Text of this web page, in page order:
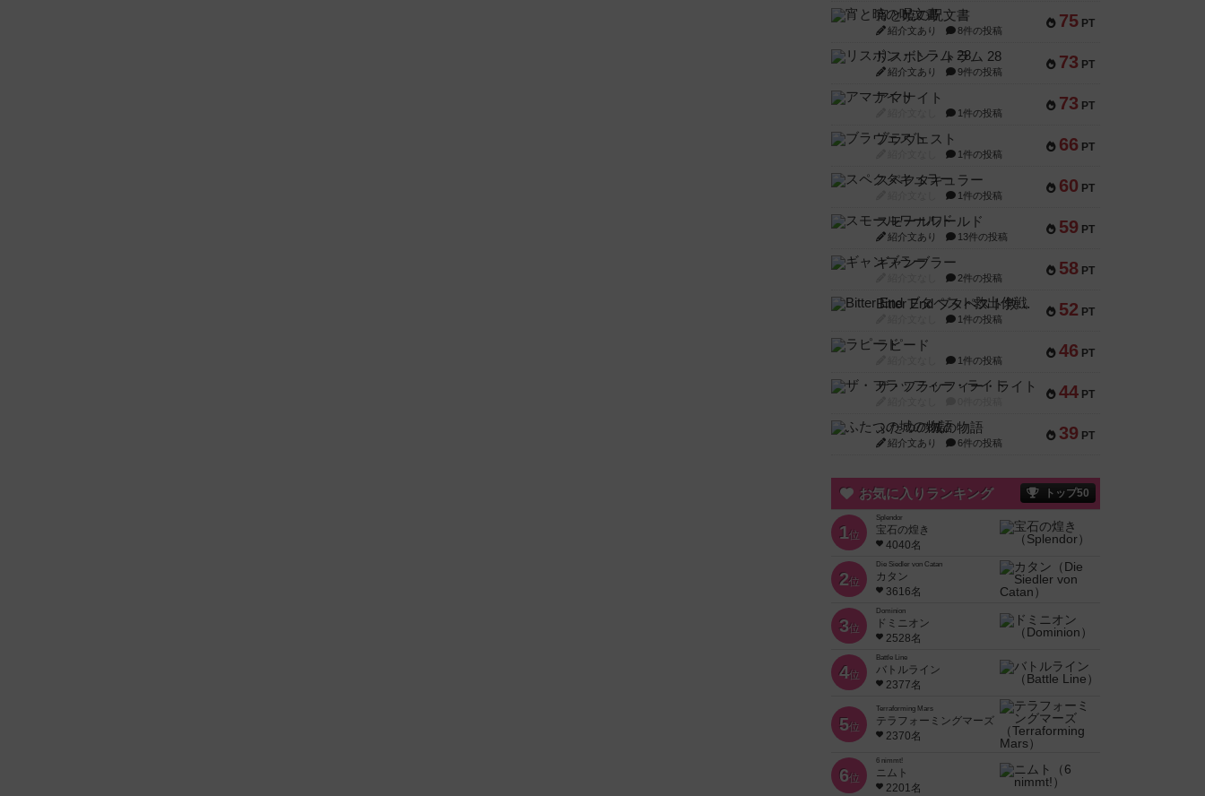
75 PT
宵と暁の呪文書
紹介文あり 8件の投稿
73 PT
リスボン・トラム 28
紹介文あり 9件の投稿
73 PT
アマナイト
1件の投稿
66 PT
ブラヴェスト
1件の投稿
60 PT
スペクタキュラー
1件の投稿
59 PT
スモールワールド
紹介文あり 13件の投稿
58 PT
ギャンブラー
2件の投稿
52 PT
Bitter End ブタペスト救出作戦
1件の投稿
46 PT
ラピード
1件の投稿
44 PT
ザ・フラッフィー・ライト
39 PT
ふたつの城の物語
紹介文あり 6件の投稿
お気に入りランキング トップ50
1位
Splendor
宝石の煌き
4040名
2位
Die Siedler von Catan
カタン
3616名
3位
Dominion
ドミニオン
2528名
4位
Battle Line
バトルライン
2377名
5位
Terraforming Mars
テラフォーミングマーズ
2370名
6位
6 nimmt!
ニムト
2201名